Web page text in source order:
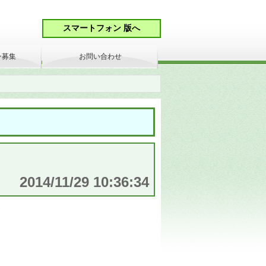
2014/11/29 10:36:34
募集 お問い合わせ